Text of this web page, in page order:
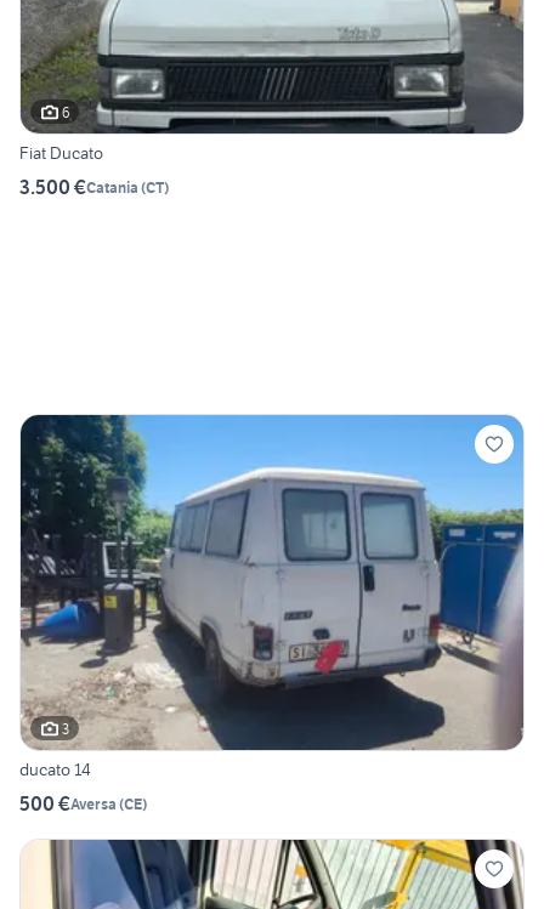
6
Fiat Ducato
3.500 €Catania (CT)
3
ducato 14
500 €Aversa (CE)